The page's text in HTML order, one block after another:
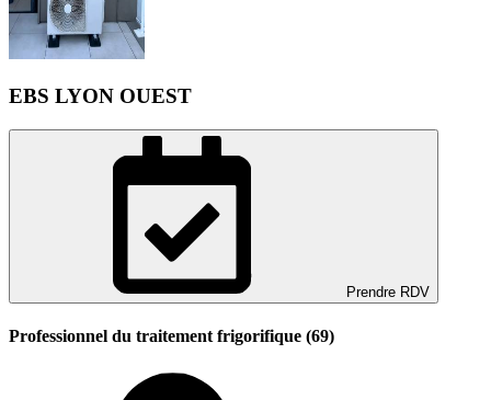
EBS LYON OUEST
Prendre RDV
Professionnel du traitement frigorifique (69)